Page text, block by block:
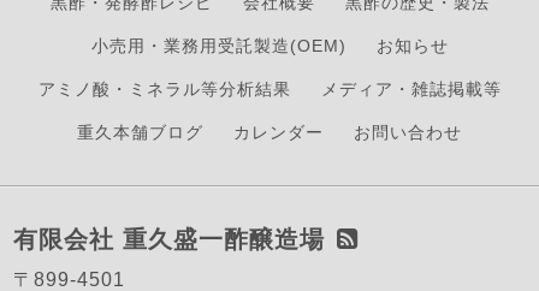
小売用・業務用受託製造(OEM) お知らせ
アミノ酸・ミネラル等分析結果 メディア・雑誌掲載等
重久本舗ブログ カレンダー お問い合わせ
有限会社 重久盛一酢醸造場
〒899-4501